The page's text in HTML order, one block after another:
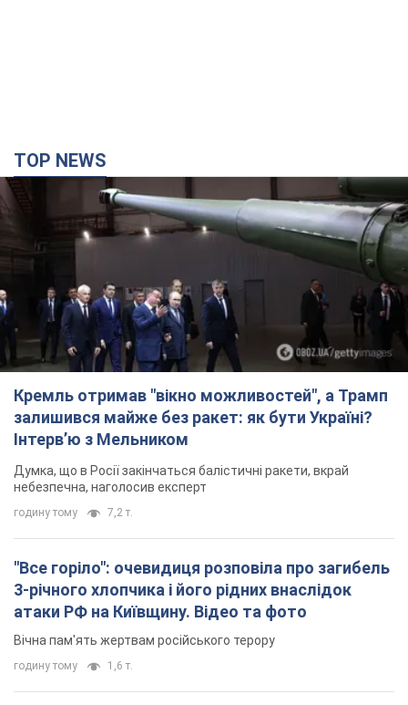
TOP NEWS
Кремль отримав "вікно можливостей", а Трамп
залишився майже без ракет: як бути Україні?
Інтерв’ю з Мельником
Думка, що в Росії закінчаться балістичні ракети, вкрай
небезпечна, наголосив експерт
годину тому 7,2 т.
"Все горіло": очевидиця розповіла про загибель
3-річного хлопчика і його рідних внаслідок
атаки РФ на Київщину. Відео та фото
Вічна пам'ять жертвам російського терору
годину тому 1,6 т.